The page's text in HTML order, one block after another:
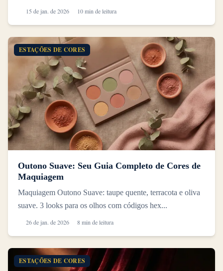
15 de jan. de 2026 10 min de leitura
ESTAÇÕES DE CORES
Outono Suave: Seu Guia Completo de Cores de
Maquiagem
Maquiagem Outono Suave: taupe quente, terracota e oliva
suave. 3 looks para os olhos com códigos hex...
26 de jan. de 2026 8 min de leitura
ESTAÇÕES DE CORES